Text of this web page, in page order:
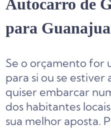
Autocarro de
para
Se o orçamento for
para si ou se estiver
quiser embarcar
dos habitantes
sua melhor aposta.